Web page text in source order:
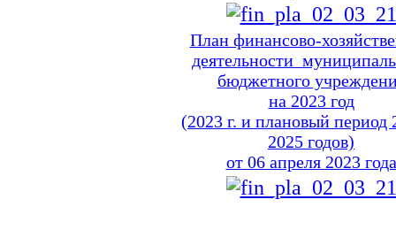
План финансово-
деятельности
бюджетного
на 2023 год
(2023 г. и плановый период
2025 годов)
от 06 апреля 2023 года